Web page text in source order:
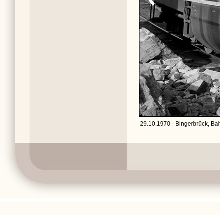
29.10.1970 - Bingerbrück,